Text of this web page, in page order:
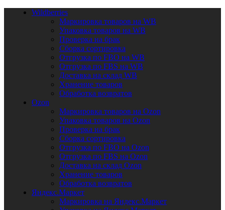
Wildberries
Маркировка товаров на WB
Упаковка товаров на WB
Проверка на брак
Сборка сортировка
Отгрузка по FBO на WB
Отгрузка по FBS на WB
Доставка на склад WB
Хранение товаров
Обработка возвратов
Ozon
Маркировка товаров на Ozon
Упаковка товаров на Ozon
Проверка на брак
Сборка сортировка
Отгрузка по FBO на Ozon
Отгрузка по FBS на Ozon
Доставка на склад Ozon
Хранение товаров
Обработка возвратов
Яндекс.Маркет
Маркировка на Яндекс.Маркет